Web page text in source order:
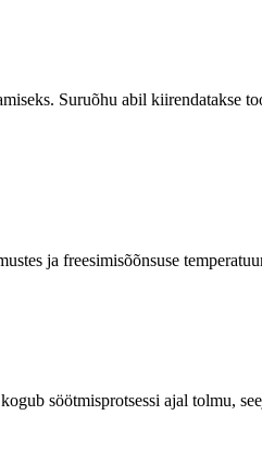
Suruõhu abil kiirendatakse
ja freesimisõõnsuse
söötmisprotsessi ajal tolmu,